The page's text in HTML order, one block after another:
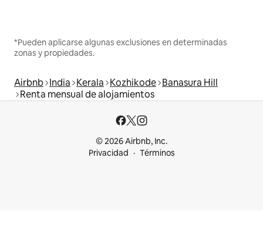
*Pueden aplicarse algunas exclusiones en determinadas
zonas y propiedades.
Airbnb India Kerala Kozhikode Banasura Hill
Renta mensual de alojamientos
© 2026 Airbnb, Inc.
Privacidad
Términos